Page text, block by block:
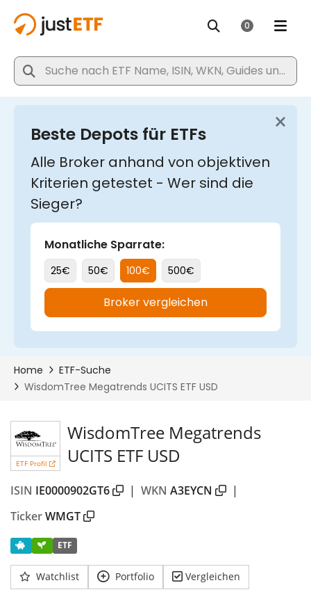
ETF Profil
WisdomTree Megatrends
UCITS ETF USD
ISIN IE0000902GT6 | WKN A3EYCN
|
TickerWMGT
ETF
Watchlist Portfolio Vergleichen